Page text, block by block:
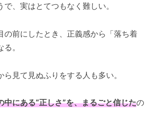
で、実はとてつもなく難しい。
の前にしたとき、正義感から「落ち着
。
見て見ぬふりをする人も多い。
中にある“正しさ”を、まるごと信じたの